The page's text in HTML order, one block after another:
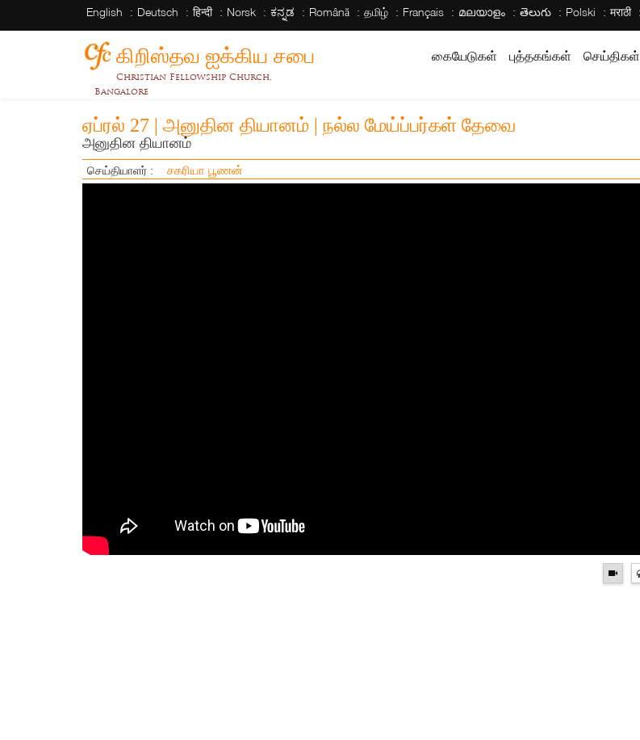
English Deutsch हिन्दी Norsk ಕನ್ನಡ Română தமிழ் Français മലയാളം తెలుగు Polski मराठी
கிறிஸ்தவ ஐக்கிய சபை
Christian Fellowship Church,
Bangalore
கையேடுகள் புத்தகங்கள் செய்திகள்
ஏப்ரல் 27 | அனுதின தியானம் | நல்ல மேய்ப்பர்கள் தேவை
அனுதின தியானம்
செய்தியாளர் : சகரியா பூணன்